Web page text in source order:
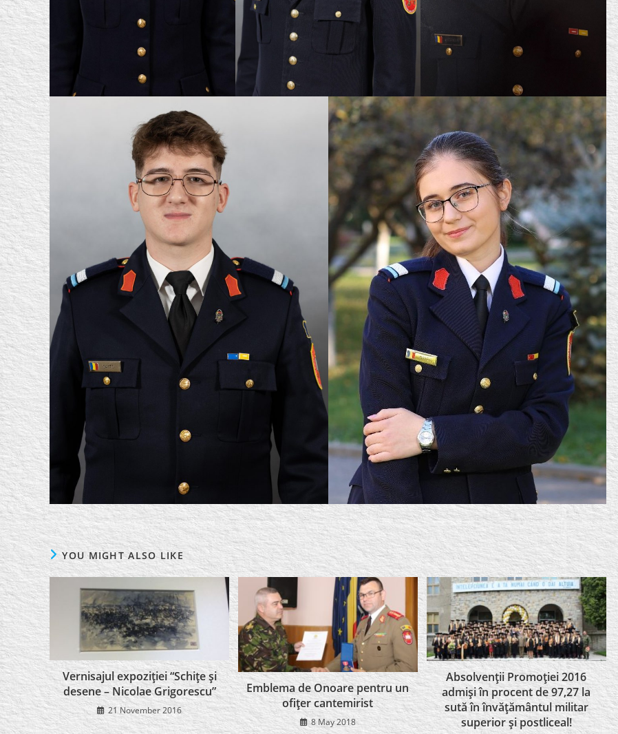
YOU MIGHT ALSO LIKE
Vernisajul expoziţiei “Schiţe şi
desene – Nicolae Grigorescu”
21 November 2016
Emblema de Onoare pentru un
ofiţer cantemirist
8 May 2018
Absolvenţii Promoţiei 2016
admişi în procent de 97,27 la
sută în învăţământul militar
superior şi postliceal!